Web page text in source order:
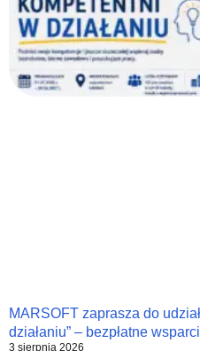
MARSOFT zaprasza do
działaniu” – bezpłatne
3 sierpnia 2026